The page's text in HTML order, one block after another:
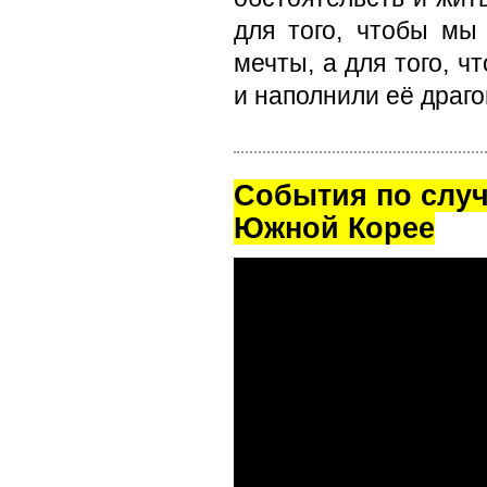
для того, чтобы мы
мечты, а для того,
и наполнили её
Cобытия по
Южной Корее